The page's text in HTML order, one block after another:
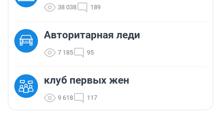
38 038 189
Авторитарная леди
7 185 95
клуб первых жен
9 618 117